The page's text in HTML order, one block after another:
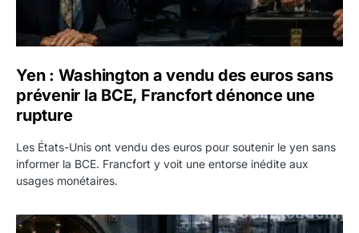
Yen : Washington a vendu des euros sans
prévenir la BCE, Francfort dénonce une
rupture
Les États-Unis ont vendu des euros pour soutenir le yen sans
informer la BCE. Francfort y voit une entorse inédite aux
usages monétaires.
Jane Street négocie le transfert de 11 milliards de